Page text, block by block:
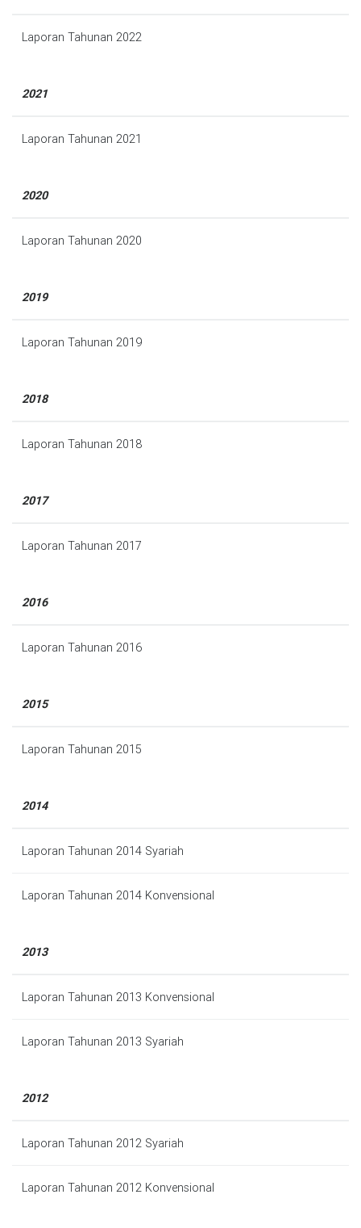
Laporan Tahunan 2022
2021
Laporan Tahunan 2021
2020
Laporan Tahunan 2020
2019
Laporan Tahunan 2019
2018
Laporan Tahunan 2018
2017
Laporan Tahunan 2017
2016
Laporan Tahunan 2016
2015
Laporan Tahunan 2015
2014
Laporan Tahunan 2014 Syariah
Laporan Tahunan 2014 Konvensional
2013
Laporan Tahunan 2013 Konvensional
Laporan Tahunan 2013 Syariah
2012
Laporan Tahunan 2012 Syariah
Laporan Tahunan 2012 Konvensional